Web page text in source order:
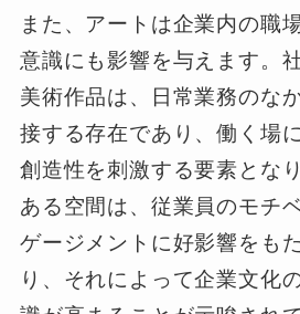
また、アートは企業内の職
意識にも影響を与えます。
美術作品は、日常業務のな
接する存在であり、働く場
創造性を刺激する要素とな
ある空間は、従業員のモチ
ゲージメントに好影響をも
り、それによって企業文化